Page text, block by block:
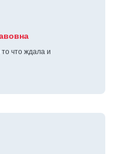
что ждала и